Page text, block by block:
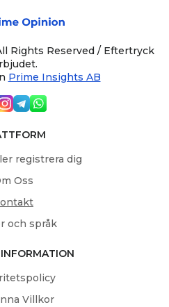
Rights Reserved / Eftertryck
Prime Insights AB
registrera dig
Oss
och språk
Villkor